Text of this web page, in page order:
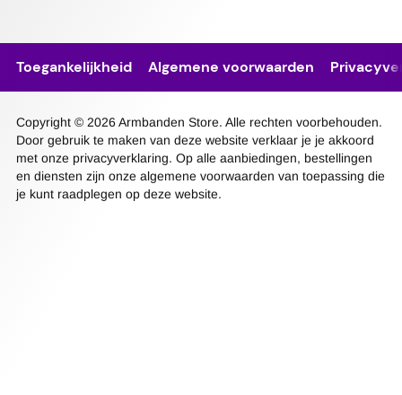
Toegankelijkheid Algemene voorwaarden
Copyright © 2026 Armbanden Store. Alle rechten voorbehouden.
Door gebruik te maken van deze website verklaar je je akkoord
met onze privacyverklaring. Op alle aanbiedingen, bestellingen
en diensten zijn onze algemene voorwaarden van toepassing die
je kunt raadplegen op deze website.